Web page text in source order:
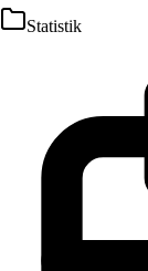
Statistik